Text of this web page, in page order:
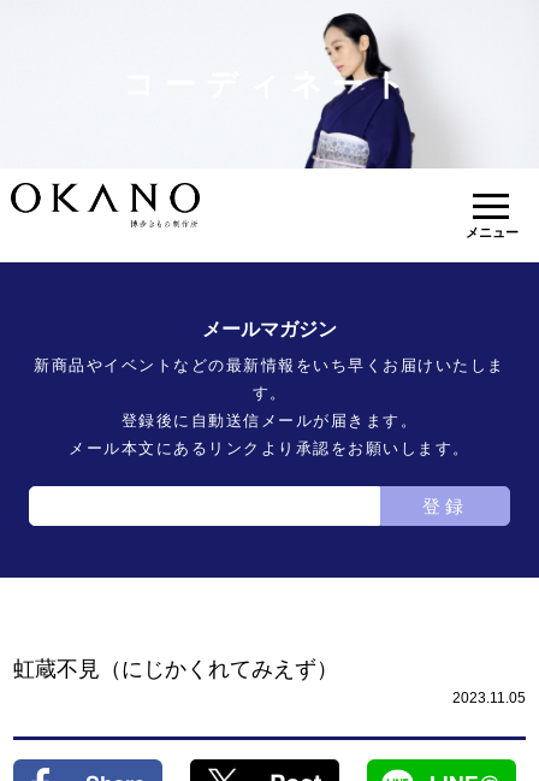
コーディネート
メニュー
メールマガジン
新商品やイベントなどの最新情報をいち早くお届けいたしま
す。
登録後に自動送信メールが届きます。
メール本文にあるリンクより承認をお願いします。
登録
虹蔵不見（にじかくれてみえず）
2023.11.05